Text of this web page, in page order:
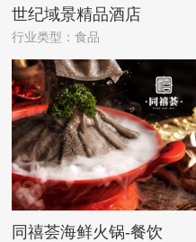
世纪域景精品酒店
行业类型：食品
同禧荟海鲜火锅-餐饮